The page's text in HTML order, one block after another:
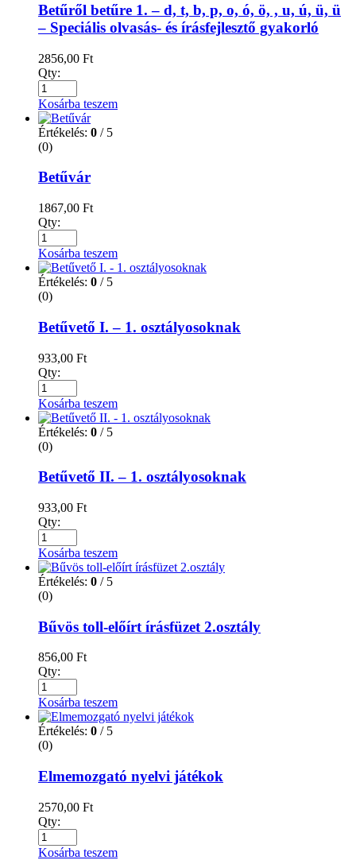
Betűről betűre 1. – d, t, b, p, o, ó, ö, , u, ú, ü, ü
– Speciális olvasás- és írásfejlesztő gyakorló
2856,00 Ft
Qty:
Kosárba teszem
Értékelés: 0 / 5
(0)
Betűvár
1867,00 Ft
Qty:
Kosárba teszem
Értékelés: 0 / 5
(0)
Betűvető I. – 1. osztályosoknak
933,00 Ft
Qty:
Kosárba teszem
Értékelés: 0 / 5
(0)
Betűvető II. – 1. osztályosoknak
933,00 Ft
Qty:
Kosárba teszem
Értékelés: 0 / 5
(0)
Bűvös toll-előírt írásfüzet 2.osztály
856,00 Ft
Qty:
Kosárba teszem
Értékelés: 0 / 5
(0)
Elmemozgató nyelvi játékok
2570,00 Ft
Qty:
Kosárba teszem